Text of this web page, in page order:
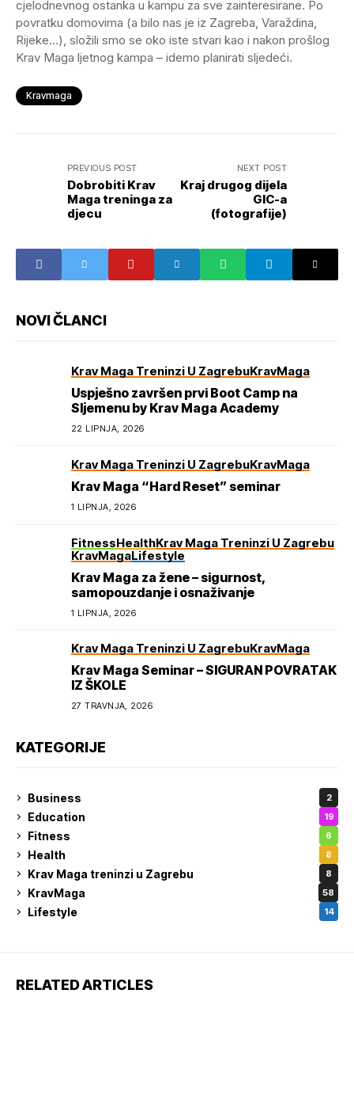
cjelodnevnog ostanka u kampu za sve zainteresirane. Po
povratku domovima (a bilo nas je iz Zagreba, Varaždina,
Rijeke…), složili smo se oko iste stvari kao i nakon prošlog
Krav Maga ljetnog kampa – idemo planirati sljedeći.
Kravmaga
PREVIOUS POST
Dobrobiti Krav
Maga treninga za
djecu
NEXT POST
Kraj drugog dijela
GIC-a
(fotografije)
NOVI ČLANCI
Krav Maga Treninzi U ZagrebuKravMaga
Uspješno završen prvi Boot Camp na
Sljemenu by Krav Maga Academy
22 LIPNJA, 2026
Krav Maga Treninzi U ZagrebuKravMaga
Krav Maga “Hard Reset” seminar
1 LIPNJA, 2026
FitnessHealthKrav Maga Treninzi U Zagrebu
KravMagaLifestyle
Krav Maga za žene – sigurnost,
samopouzdanje i osnaživanje
1 LIPNJA, 2026
Krav Maga Treninzi U ZagrebuKravMaga
Krav Maga Seminar – SIGURAN POVRATAK
IZ ŠKOLE
27 TRAVNJA, 2026
KATEGORIJE
Business 2
Education 19
Fitness 6
Health 8
Krav Maga treninzi u Zagrebu 8
KravMaga 58
Lifestyle 14
RELATED ARTICLES